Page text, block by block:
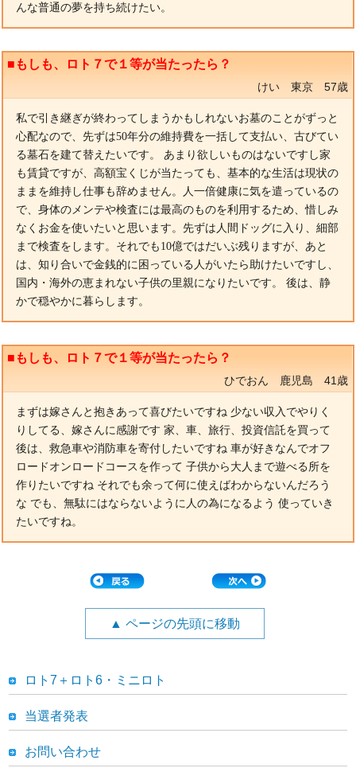
んな普通の夢を持ち続けたい。
■もしも、ロト７で１等が当たったら？
けい 東京 57歳
私で引き継ぎが終わってしまうかもしれないお墓のことがずっと
心配なので、先ずは50年分の維持費を一括して支払い、古びてい
る墓石を建て替えたいです。 あまり欲しいものはないですし家
も賃貸ですが、高額宝くじが当たっても、基本的な生活は現状の
ままを維持し仕事も辞めません。人一倍健康に気を遣っているの
で、身体のメンテや検査には最高のものを利用するため、惜しみ
なくお金を使いたいと思います。先ずは人間ドッグに入り、細部
まで検査をします。それでも10億ではだいぶ残りますが、あと
は、知り合いで金銭的に困っている人がいたら助けたいですし、
国内・海外の恵まれない子供の里親になりたいです。 後は、静
かで穏やかに暮らします。
■もしも、ロト７で１等が当たったら？
ひでおん 鹿児島 41歳
まずは嫁さんと抱きあって喜びたいですね 少ない収入でやりく
りしてる、嫁さんに感謝です 家、車、旅行、投資信託を買って
後は、救急車や消防車を寄付したいですね 車が好きなんでオフ
ロードオンロードコースを作って 子供から大人まで遊べる所を
作りたいですね それでも余って何に使えばわからないんだろう
な でも、無駄にはならないように人の為になるよう 使っていき
たいですね。
▲ ページの先頭に移動
ロト7＋ロト6・ミニロト
当選者発表
お問い合わせ